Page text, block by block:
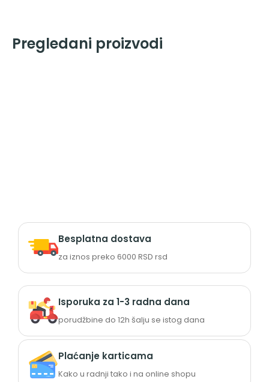
Pregledani proizvodi
Besplatna dostava
za iznos preko 6000 RSD rsd
Isporuka za 1-3 radna dana
porudžbine do 12h šalju se istog dana
Plaćanje karticama
Kako u radnji tako i na online shopu